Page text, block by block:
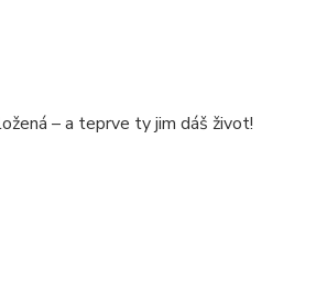
– a teprve ty jim dáš život!